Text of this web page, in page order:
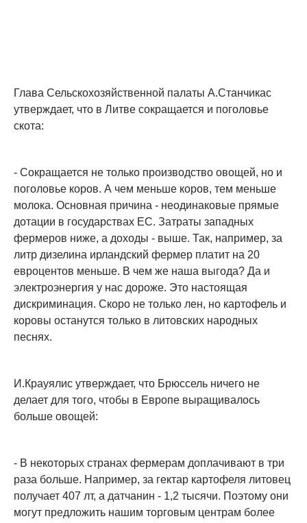
Глава Сельскохозяйственной палаты А.Станчикас
утверждает, что в Литве сокращается и поголовье
скота:
- Сокращается не только производство овощей, но и
поголовье коров. А чем меньше коров, тем меньше
молока. Основная причина - неодинаковые прямые
дотации в государствах ЕС. Затраты западных
фермеров ниже, а доходы - выше. Так, например, за
литр дизелина ирландский фермер платит на 20
евроцентов меньше. В чем же наша выгода? Да и
электроэнергия у нас дороже. Это настоящая
дискриминация. Скоро не только лен, но картофель и
коровы останутся только в литовских народных
песнях.
И.Крауялис утверждает, что Брюссель ничего не
делает для того, чтобы в Европе выращивалось
больше овощей:
- В некоторых странах фермерам доплачивают в три
раза больше. Например, за гектар картофеля литовец
получает 407 лт, а датчанин - 1,2 тысячи. Поэтому они
могут предложить нашим торговым центрам более